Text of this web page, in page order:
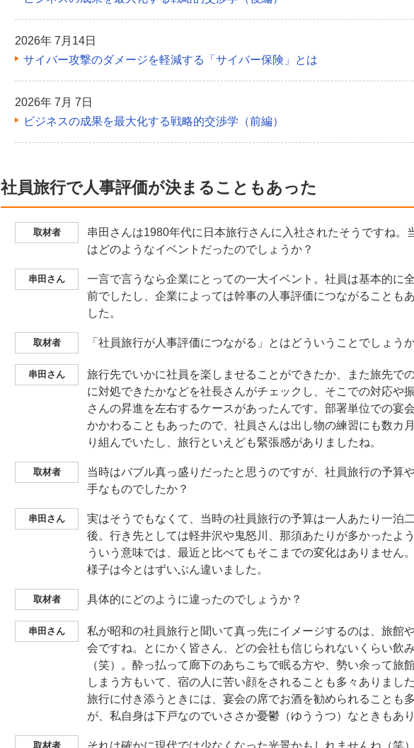
2026年 7月14日
サイバー攻撃のダメージを軽減する「サイバー保険」とは
2026年 7月 7日
ビジネスの成果を最大化する戦略的交渉学（前編）
社員旅行で人事評価が決まることもあった
取材者
串田さんは1980年代に日本旅行さんに入社されたそうですね。
はどのようなイベントだったのでしょうか？
串田さん
一言で言うなら企業にとっての一大イベント。社員は基本的に
前でしたし、企業によっては幹事の人事評価につながることも
した。
取材者 「社員旅行が人事評価につながる」とはどういうことでしょう
串田さん
旅行先でいかに社員を楽しませることができたか、また旅先で
に対処できたかなどを社長さんがチェックし、そこでの対応や
さんの昇進を左右するケースがあったんです。部署単位での宴
かかわることもあったので、社員さんは出し物の練習にも数カ
り組んでいたし、旅行といえども緊張感がありましたね。
取材者
当時はバブル真っ盛りだったと思うのですが、社員旅行の予算
手なものでしたか？
串田さん
実はそうでもなくて、当時の社員旅行の予算は一人あたり一泊
後。行き先としては軽井沢や鬼怒川、那須あたりが多かったよ
ういう意味では、最近と比べてもそこまでの変化はありません
様子は今とはずいぶん違いました。
取材者 具体的にどのように違ったのでしょうか？
串田さん
私が昭和の社員旅行と聞いて真っ先にイメージするのは、旅館
会ですね。とにかく皆さん、どの会社も信じられないくらい飲
（笑）。酔っ払って廊下のあちこちで眠る方や、勢い余って旅
しまう方もいて、宿の人に苦い顔をされることも多々ありまし
旅行に付き添うときには、宴会の席でお酒を勧められることも
が、私自身は下戸なのでいささか憂鬱（ゆううつ）なときもあり
取材者 それは確かに現代では少なくなった光景かもしれませんね（笑）